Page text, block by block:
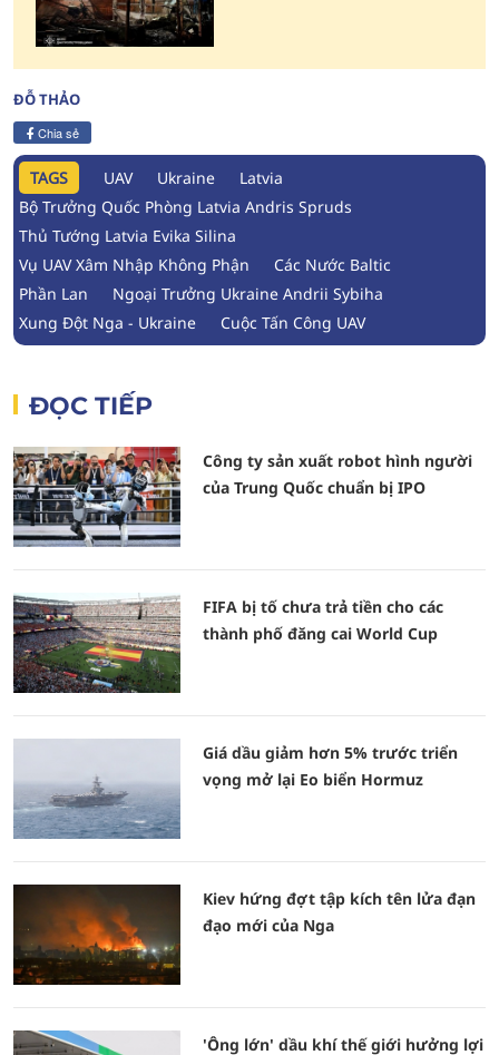
ĐỖ THẢO
Chia sẻ
TAGS UAV Ukraine
Latvia
Bộ Trưởng Quốc Phòng Latvia Andris Spruds
Thủ Tướng Latvia Evika Silina
Vụ UAV Xâm Nhập Không Phận
Các Nước Baltic
Phần Lan
Ngoại Trưởng Ukraine Andrii Sybiha
Xung Đột Nga - Ukraine
Cuộc Tấn Công UAV
ĐỌC TIẾP
Công ty sản xuất robot hình người
của Trung Quốc chuẩn bị IPO
FIFA bị tố chưa trả tiền cho các
thành phố đăng cai World Cup
Giá dầu giảm hơn 5% trước triển
vọng mở lại Eo biển Hormuz
Kiev hứng đợt tập kích tên lửa đạn
đạo mới của Nga
'Ông lớn' dầu khí thế giới hưởng lợi